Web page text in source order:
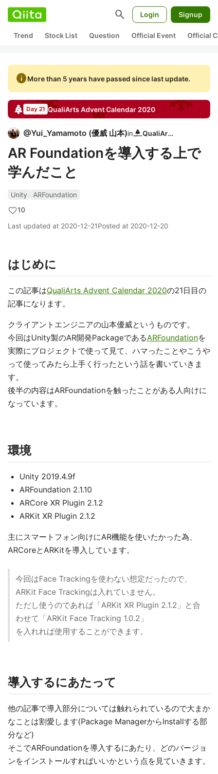
search Login Signup
Trend Stock List Question Official Event Official
infoMore than 5 years have passed since last update.
Day 21 QualiArts Advent Calendar 2020
@Yui_Yamamoto (優威 山本)in QualiArts
AR Foundationを導入する上で
学んだこと
Unity
ARFoundation
10
Last updated at 2020-12-21Posted at 2020-12-20
はじめに
この記事はQualiArts Advent Calendar 2020の21日目の
記事になります。
クライアントエンジニアの山本優威というものです。
今回はUnity製のAR開発PackageであるARFoundationを
実際にプロジェクトで使って見て、ハマったことやこうや
って使ってみたら上手く行ったという話を書いていきま
す。
後半の内容はARFoundationを触ったことがある人向けに
なっています。
環境
Unity 2019.4.9f
ARFoundation 2.1.10
ARCore XR Plugin 2.1.2
ARKit XR Plugin 2.1.2
主にスマートフォン向けにAR機能を使いたかった為、
ARCoreとARKitを導入しています。
今回はFace Trackingを使わない想定だったので、
ARKit Face Trackingは入れていません。
ただし使うのであれば「ARKit XR Plugin 2.1.2」と合
わせて「ARKit Face Tracking 1.0.2」
を入れれば使用することができます。
導入するにあたって
他の記事で導入部分については触れられているので大まか
なことは割愛します(Package ManagerからInstallする部
分など)
そこでARFoundationを導入するにあたり、どのバージョ
ンをインストールすればいいかという点を見ていきます。